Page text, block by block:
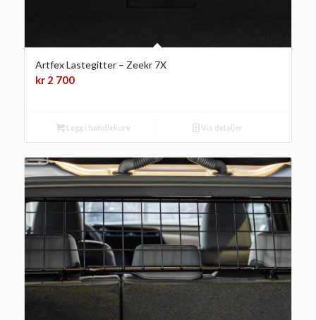
Artfex Lastegitter – Zeekr 7X
kr2 700
Legg i handlekurv Vis detaljer